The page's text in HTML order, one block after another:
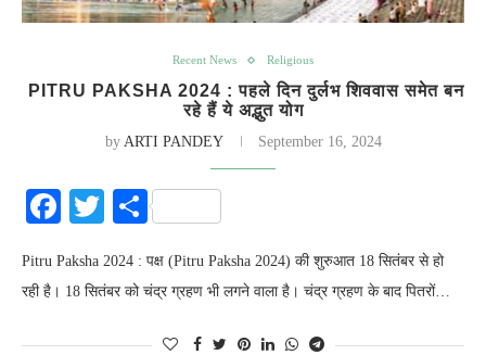
Recent News Religious
PITRU PAKSHA 2024 : पहले दिन दुर्लभ शिववास समेत बन
रहे हैं ये अद्भुत योग
by ARTI PANDEY September 16, 2024
Facebook
Twitter
Share
Pitru Paksha 2024 : पक्ष (Pitru Paksha 2024) की शुरुआत 18 सितंबर से हो
रही है। 18 सितंबर को चंद्र ग्रहण भी लगने वाला है। चंद्र ग्रहण के बाद पितरों…